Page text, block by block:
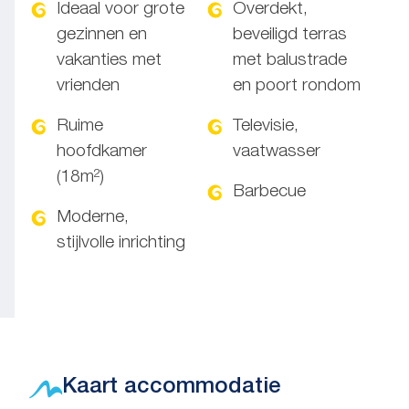
Ideaal voor grote
gezinnen en
vakanties met
vrienden
Ruime
hoofdkamer
(18m²)
Moderne,
stijlvolle inrichting
Overdekt,
beveiligd terras
met balustrade
en poort rondom
Televisie,
vaatwasser
Barbecue
Kaart accommodatie